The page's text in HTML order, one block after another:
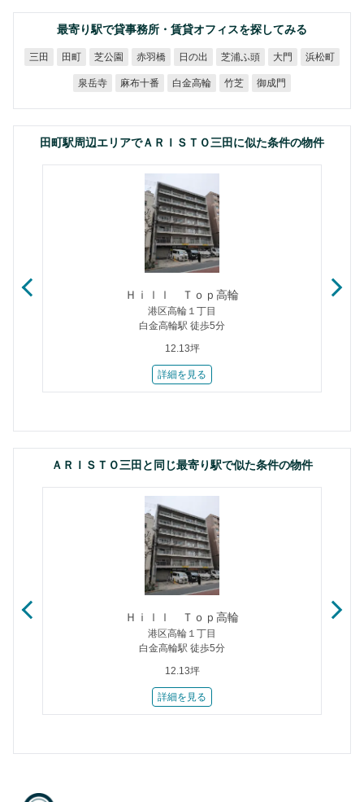
最寄り駅で貸事務所・賃貸オフィスを探してみる
三田 田町 芝公園 赤羽橋 日の出 芝浦ふ頭 大門 浜松町
泉岳寺 麻布十番 白金高輪 竹芝 御成門
田町駅周辺エリアでＡＲＩＳＴＯ三田に似た条件の物件
Ｈｉｌｌ Ｔｏｐ高輪
港区高輪１丁目
白金高輪駅 徒歩5分
12.13坪
詳細を見る
ＡＲＩＳＴＯ三田と同じ最寄り駅で似た条件の物件
Ｈｉｌｌ Ｔｏｐ高輪
港区高輪１丁目
白金高輪駅 徒歩5分
12.13坪
詳細を見る